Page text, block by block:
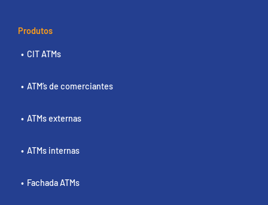
Produtos
CIT ATMs
ATM’s de comerciantes
ATMs externas
ATMs internas
Fachada ATMs